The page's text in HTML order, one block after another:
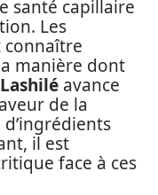
santé capillaire
Les
connaître
manière dont
Lashilé avance
de la
il est
face à ces